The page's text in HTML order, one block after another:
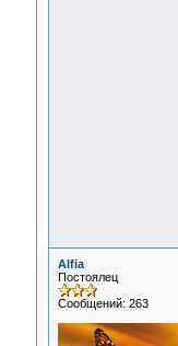
Alfia
Постоялец
Сообщений: 263